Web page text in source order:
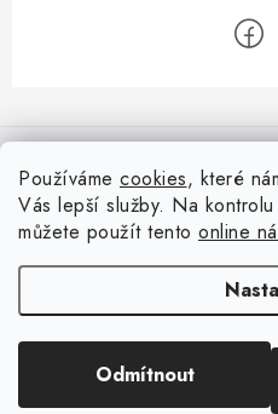
Používáme cookies, které
Vás lepší služby. Na
můžete použít tento online
Odmítnout
á
Doprava
Oblíbené ♥️
Hodnocení obchodu
Nepřehlédněte
Blog s nápady a návody
Slovník pojmů, české návody
Reklamace a vrácení zboží
.